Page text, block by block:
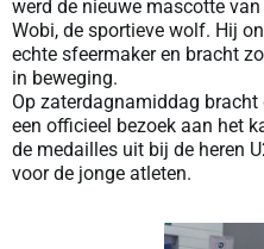
werd de nieuwe mascotte
Wobi, de sportieve wolf. Hij
echte sfeermaker en bracht
in beweging.
Op zaterdagnamiddag
een officieel bezoek aan het
de medailles uit bij de heren
voor de jonge atleten.